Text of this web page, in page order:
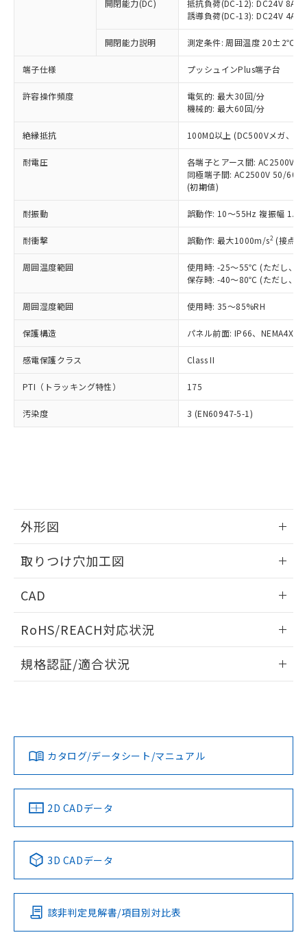
開閉能力(DC)
抵抗負荷(DC-12): DC24V 8A/
誘導負荷(DC-13): DC24V 4A/
開閉能力説明 測定条件: 周囲温度 20±2℃、
端子仕様 プッシュインPlus端子台
許容操作頻度
電気的: 最大30回/分
機械的: 最大60回/分
絶縁抵抗 100MΩ以上 (DC500Vメガ、点
耐電圧
各端子とアース間: AC2500V
同極端子間: AC2500V 50/
(初期値)
耐振動 誤動作: 10～55Hz 複振幅
耐衝撃 誤動作: 最大1000m/s2 (接点
周囲温度範囲
使用時: -25～55℃ (ただし、氷
保存時: -40～80℃ (ただし、氷
周囲湿度範囲 使用時: 35～85%RH
保護構造 パネル前面: IP66、NEMA4X,
感電保護クラス Class II
PTI（トラッキング特性） 175
汚染度 3 (EN60947-5-1)
外形図
取りつけ穴加工図
CAD
ドすることができます。
ログイン/会員登録
ダウンロードデータをご利用いただく前に、以下を必ずお読
みください。
ソフトウェアの使用条件
RoHS/REACH対応状況
EU RoHS 注意事項・凡例
対応済み
中国 RoHS 注意事項・凡例
Pb Hg Cd Cr(VI)
O
規格認証/適合状況
カタログ/データシート/マニュアル
2D CADデータ
3D CADデータ
該非判定見解書/項目別対比表
ことをご了承ください。
在庫状況および標準価格照会結果は、
記載している更新日時点での社内デー
タに基づき作成されるものであり、閲
覧された時点での実際の在庫および標
準価格とは異なる場合があることをご
正式な納期状況および標準価格はお客
様のお取引先、またはお客様担当のオ
ムロン制御機器販売店・当社販売員に
オムロン制御機器販売店や当社販売拠
販売ネットワーク
」をご確認
在庫状況および標準価格結果を当社の
事前の承諾なく第三者に漏洩または開
示しないようお願いします。
マイパーツ機能（部品リスト作成サー
ビス）をご利用いただくには、I-Web
メンバーズにご登録されている必要が
お客様が当ウェブサイト上で当社にご
登録された部品リストについて、当社
および当社の共同利用者が、当社の製
品・サービスに関するお客様との取
引・商談に必要な範囲で利用すること
をご了承ください。
※当社の共同利用者とは、"個人情報
の「1.共同利
用者の範囲」に記載されている法人を
むを得ず変更することがあります。
*EU RoHS指令（10物質）：
鉛(Pb) 1000ppm以下、 水銀(Hg) 1000ppm以下、 カド
ミウム(Cd) 100ppm以下、
六価クロム(Cr(Ⅵ)) 1000ppm以下、ポリ臭化ビフェニル
類(PBB) 1000ppm以下、ポリ臭化ジフェニルエーテル類
(PBDE) 1000ppm以下、フタル酸ビス(2-エチルヘキシ
ル) (DEHP)(別名：DOP) 1000ppm以下、フタル酸ブチ
(DIBP) 1000ppm以下
但し、RoHS指令で産業用監視および制御機器に対する
フタル酸エステル類の４物質については閾値を超える意
図的な使用がないことを確認しています。
部品在庫の切り替え状況などにより、予定
月が前後することがあります。
※3 非含有証明書ダウンロード
下記の非含有証明書をダウンロードするこ
とができます。
EU RoHS指令（10物質）の非含有証明書
51物質の非含有証明書（当社基準）
※本証明書は発行日時点で非含有を証明す
欄に対応日を記載しておりました。
既に当社にて対応品への在庫切替を完了
り、2022年1月12日より割愛しておりま
す。
「－」：未確認です。当社販売部門へお問
*中国RoHS10物質の基準値 (GB/T26572)：
Pb(鉛) :1000ppm、 Hg(水銀) : 1000ppm、 Cd(カドミウ
ニル類) : 1000ppm、 PBDEs(ポリ臭化ジフェニルエーテ
DBP(フタル酸ジブチル) : 1000ppm、 DIBP(フタル酸ジ
イソブチル) : 1000ppm、 BBP(フタル酸ブチルベンジ
ル) : 1000ppm、
DEHP(フタル酸ビス(2-エチルヘキシル)) : 1000ppm
「ｅ」：有害物質（10物質）のすべてが基
準値以下であることを示します。
「10」：通常の使用状況下において有害物
質が外部に漏えいし、環境に深刻な影響を
及ぼさない年数を意味します。
「－」：未確認です。当社販売部門へお問
い合わせください。
当社は、これら貴社製品のうち、外国
為替および外国貿易法に定める商品
（以下｢規制貨物等」という）を輸出
または国外への提供する場合は、日本
国政府の輸出許可(または役務取引許
可)を取得するなどの必要な手続きを
当社は規制貨物を破棄する場合は、完
全に破砕するなど、違法に輸出されな
いよう必要な手段を講じます。
当社は貴社製品を、核兵器、ミサイ
ル、化学兵器、生物兵器またはその他
武器並びにこれらの製造装置等に一切
当社は、貴社製品を第三者に販売する
場合は、上記1、2および3の内容を当
該第三者に通知します。また当社は、
販売先および販売に係わる関係者が違
法に輸出するおそれがある場合は、取
り引きをいたしません。
○ 一定数以上の在庫あり
一定数には満たないが在庫あり
在庫なし(最新の在庫状況につ
いては、お客様のお取引先、ま
たはお客様担当のオムロン制御
機器販売店・当社販売員にご確
白
受注生産機種、また在庫状況の
情報を公開していない機種